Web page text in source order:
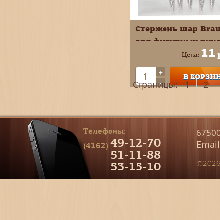
Стержень шар
для фигурных
75мм 0,5мм син
Цена: 11
+
-
В
Страницы: 1 2
Телефоны:
(4162) 49-12-70
51-11-88
53-15-10